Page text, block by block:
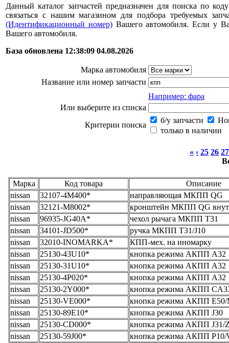
Данный каталог запчастей предназначен для поиска по
связаться с нашим магазином для подбора требуемых
(Идентификационный номер)Вашего автомобиля. Если у
Вашего автомобиля.
База обновлена 12:38:09 04.08.2026
Марка автомобиля
Название или номер запчасти
Например: фара
Или выберите из списка
Критерии поиска
б/у запчасти
только в наличии
« ‹ 25 26 27
Марка Код товара
Описание
nissan
32107-4M400*
направляющая МКПП QG
nissan
32121-M8002*
кронштейн МКПП QG
nissan
96935-JG40A*
чехол рычага МКПП T31
nissan
34101-JD500*
ручка МКПП T31/J10
nissan
32010-INOMARKA*
КПП-мех. на иномарку
nissan
25130-43U10*
кнопка режима АКПП A32
nissan
25130-31U10*
кнопка режима АКПП A32
nissan
25130-4P020*
кнопка режима АКПП A32
nissan
25130-2Y000*
кнопка режима АКПП
nissan
25130-VE000*
кнопка режима АКПП E50/
nissan
25130-89E10*
кнопка режима АКПП J30
nissan
25130-CD000*
кнопка режима АКПП J31/
nissan
25130-59J00*
кнопка режима АКПП P10/